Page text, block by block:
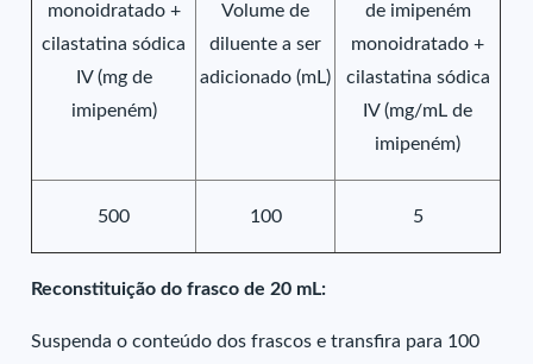
monoidratado +
cilastatina sódica
IV (mg de
imipeném)
Volume de
diluente a ser
adicionado (mL)
de imipeném
monoidratado +
cilastatina sódica
IV (mg/mL de
imipeném)
500 100 5
Reconstituição do frasco de 20 mL:
Suspenda o conteúdo dos frascos e transfira para 100